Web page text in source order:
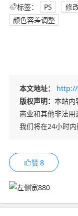
标签： PS 修
颜色容差调整
本文地址：
版权声明： 本站内
商业和其他非法用
我们将在24小时内
赞8